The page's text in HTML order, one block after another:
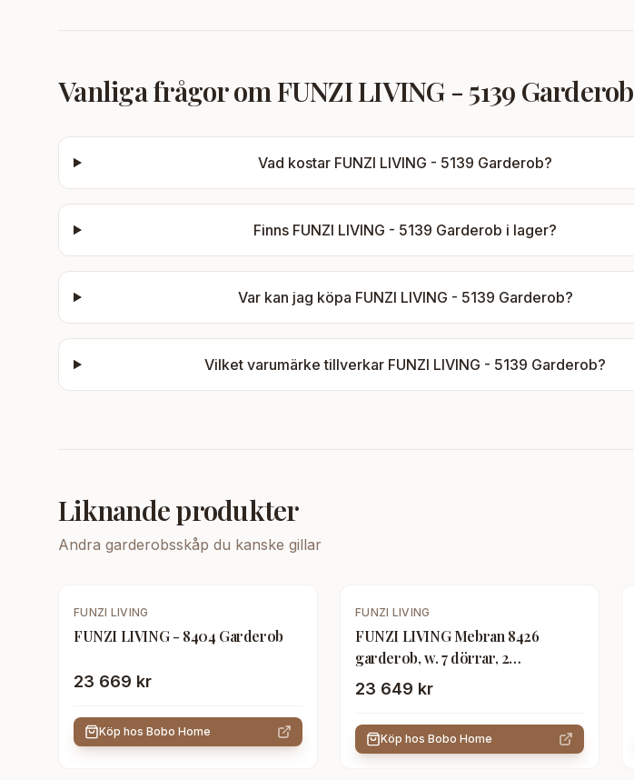
Vanliga frågor omFUNZI LIVING - 5139 Garderob
Vad kostar FUNZI LIVING - 5139 Garderob?
Finns FUNZI LIVING - 5139 Garderob i lager?
Var kan jag köpa FUNZI LIVING - 5139 Garderob?
Vilket varumärke tillverkar FUNZI LIVING - 5139 Garderob?
Liknande produkter
Andra garderobsskåp du kanske gillar
FUNZI LIVING
FUNZI LIVING - 8404 Garderob
23 669 kr
Köp hos Bobo Home
FUNZI LIVING
FUNZI LIVING Mebran 8426
garderob, w. 7 dörrar, 2
hängstänger, 4 lådor, hyllor - vit
23 649 kr
Köp hos Bobo Home